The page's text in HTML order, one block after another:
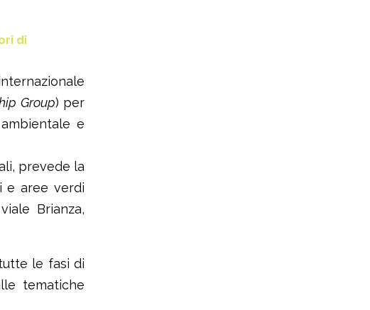
di
Group) per
e
prevede la
e aree verdi
Brianza,
le fasi di
tematiche